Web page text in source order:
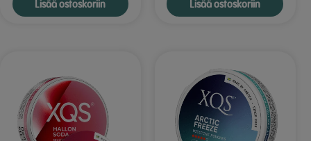
Lisää ostoskoriin Lisää ostoskoriin